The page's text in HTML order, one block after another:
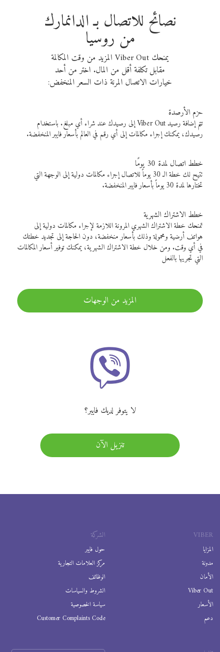
نصائح للاتصال بـ الدانمارك
من روسيا
يمنحك Viber Out المزيد من وقت المكالمة
مقابل تكلفة أقل من المال. اختر من أحد
خيارات الاتصال المرنة ذات السعر المنخفض:
حزم الأرصدة
تتم إضافة رصيد Viber Out إلى رصيدك عند شراء أي مبلغ. باستخدام
رصيدك، يمكنك إجراء مكالمات إلى أي رقم في العالم بأسعار فايبر المنخفضة.
خطط اتصال لمدة 30 يومًا
تتيح لك خطة الـ 30 يوماً للاتصال إجراء مكالمات دولية إلى الوجهة التي
تختارها لمدة 30 يوماً بأسعار فايبر المنخفضة.
خطط الاشتراك الشهرية
تمنحك خطة الاشتراك الشهري المرونة اللازمة لإجراء مكالمات دولية إلى
هواتف أرضية ومحمولة وذلك بأسعار منخفضة، دون الحاجة إلى تجديد خطتك
في أي وقت. ومن خلال خطة الاشتراك الشهرية، يمكنك توفير أسعار المكالمات
التي تجريها بالفعل
المزيد من الوجهات
لا يتوفر لديك فايبر؟
تنزيل الآن
VIBER
المزايا
مدونة
الأمان
Viber Out
الأسعار
دعم
الشركة
حول فايبر
مركز العلامات التجارية
الوظائف
الشروط والسياسات
سياسة الخصوصية
Customer Complaints Code